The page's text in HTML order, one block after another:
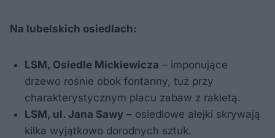
Na lubelskich osiedlach:
LSM, Osiedle Mickiewicza – imponujące
drzewo rośnie obok fontanny, tuż przy
charakterystycznym placu zabaw z rakietą.
LSM, ul. Jana Sawy – osiedlowe alejki skrywają
kilka wyjątkowo dorodnych sztuk.